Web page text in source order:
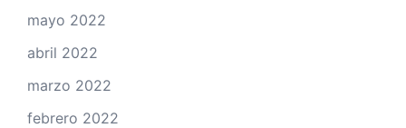
mayo 2022
abril 2022
marzo 2022
febrero 2022